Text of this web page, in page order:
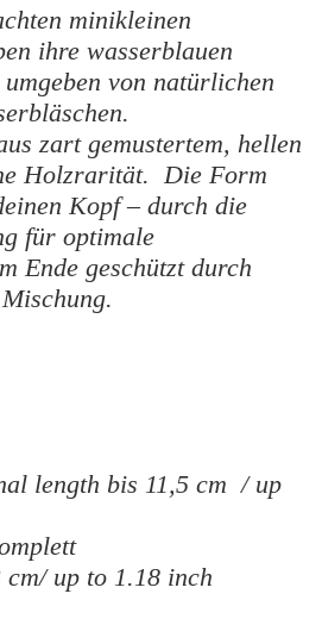
minikleinen
ihre wasserblauen
von natürlichen
zart gemustertem, hellen
Holzrarität. Die Form
Kopf – durch die
für optimale
Ende geschützt durch
length bis 11,5 cm / up
up to 1.18 inch